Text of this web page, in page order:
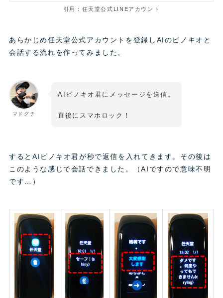
引用：任天堂公式LINEアカウント
あらかじめ任天堂公式アカウントを登録しAIのピノキオと
会話する流れを作ってみました。
マドグチ
AIピノキオ君にメッセージを送信。
直後にスマホロック！
するとAIピノキオ君が秒で返信を入れてきます。その後は
このような感じで会話できました。（AIですので意味不明
です…）